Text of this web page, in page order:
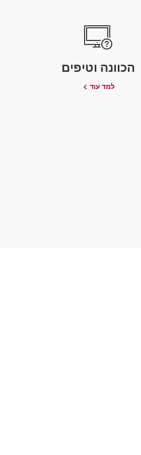
הכוונה וטיפים
למד עוד